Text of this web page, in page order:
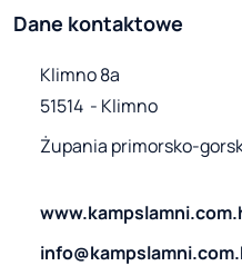
Dane kontaktowe
Klimno 8a
51514  - Klimno
Żupania primorsko-